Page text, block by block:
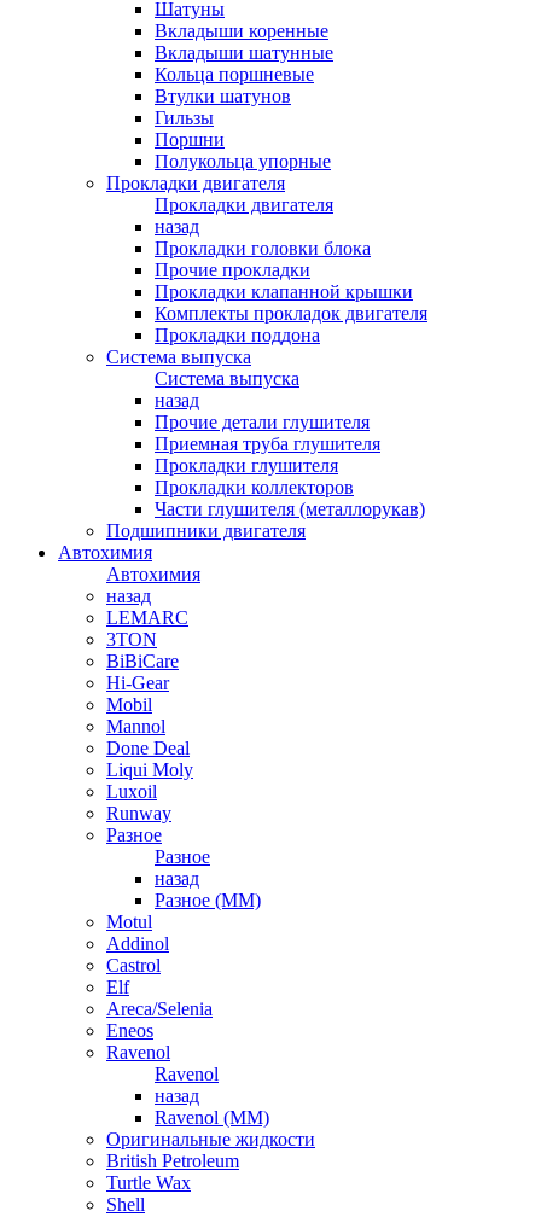
Шатуны
Вкладыши коренные
Вкладыши шатунные
Кольца поршневые
Втулки шатунов
Гильзы
Поршни
Полукольца упорные
Прокладки двигателя
Прокладки двигателя
назад
Прокладки головки блока
Прочие прокладки
Прокладки клапанной крышки
Комплекты прокладок двигателя
Прокладки поддона
Система выпуска
Система выпуска
назад
Прочие детали глушителя
Приемная труба глушителя
Прокладки глушителя
Прокладки коллекторов
Части глушителя (металлорукав)
Подшипники двигателя
Автохимия
Автохимия
назад
LEMARC
3TON
BiBiCare
Hi-Gear
Mobil
Mannol
Done Deal
Liqui Moly
Luxoil
Runway
Разное
Разное
назад
Разное (ММ)
Motul
Addinol
Castrol
Elf
Areca/Selenia
Eneos
Ravenol
Ravenol
назад
Ravenol (ММ)
Оригинальные жидкости
British Petroleum
Turtle Wax
Shell